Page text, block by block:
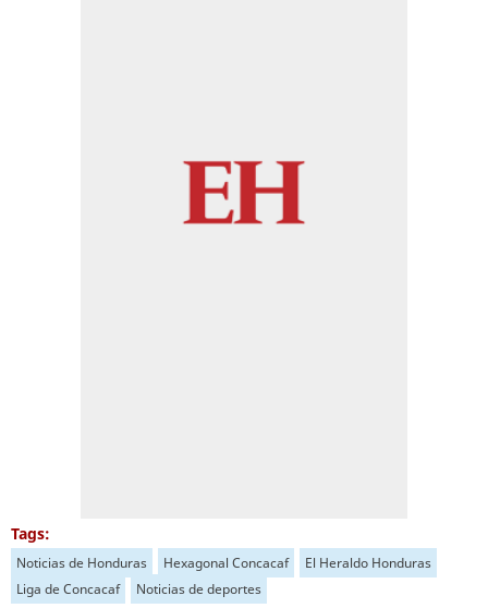
Tags:
Noticias de Honduras Hexagonal Concacaf
El Heraldo Honduras
Liga de Concacaf
Noticias de deportes